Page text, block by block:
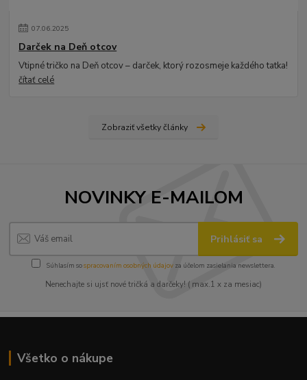
07.06.2025
Darček na Deň otcov
Vtipné tričko na Deň otcov – darček, ktorý rozosmeje každého tatka!
čítať celé
Zobraziť všetky články
NOVINKY E-MAILOM
Prihlásiť sa
Súhlasím sospracovaním osobných údajov za účelom zasielania newslettera.
Nenechajte si ujsť nové tričká a darčeky! ( max.1 x za mesiac)
Všetko o nákupe